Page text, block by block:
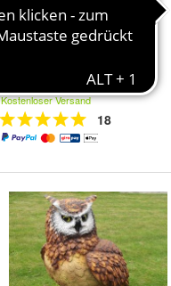
Gartenfigur Ziege 48 cm rot /
weiß Köln 3660 Ziegenbock
Bock Garten lebensecht
Kostenloser Versand
18